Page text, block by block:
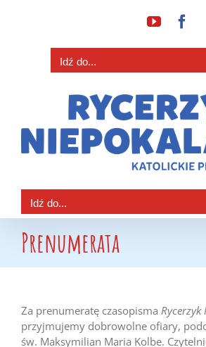
YouTube
Idź do...
Idź do...
Prenumerata
Za prenumeratę czasopisma
przyjmujemy dobrowolne ofiary,
św. Maksymilian Maria Kolbe.